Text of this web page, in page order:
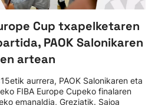
Cup txapelketaren
PAOK Salonikaren
artean
aurrera, PAOK Salonikaren eta
FIBA Europe Cupeko finalaren
emanaldia, Greziatik. Saioa